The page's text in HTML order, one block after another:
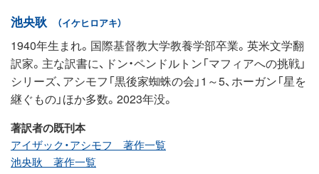
池央耿 （イケヒロアキ）
1940年生まれ。国際基督教大学教養学部卒業。英米文学翻
訳家。主な訳書に、ドン・ペンドルトン「マフィアへの挑戦」
シリーズ、アシモフ「黒後家蜘蛛の会」1～5、ホーガン「星を
継ぐもの」ほか多数。2023年没。
著訳者の既刊本
アイザック・アシモフ 著作一覧
池央耿 著作一覧